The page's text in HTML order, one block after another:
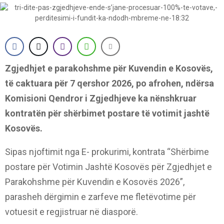
Zgjedhjet e parakohshme për Kuvendin e Kosovës,
të caktuara për 7 qershor 2026, po afrohen, ndërsa
Komisioni Qendror i Zgjedhjeve ka nënshkruar
kontratën për shërbimet postare të votimit jashtë
Kosovës.
Sipas njoftimit nga E- prokurimi, kontrata “Shërbime
postare për Votimin Jashtë Kosovës për Zgjedhjet e
Parakohshme për Kuvendin e Kosovës 2026”,
parasheh dërgimin e zarfeve me fletëvotime për
votuesit e regjistruar në diasporë.